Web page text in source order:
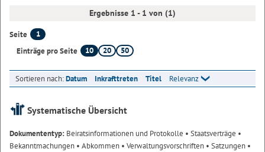
Ergebnisse 1 - 1 von (1)
Seite
1
Einträge pro Seite
10 20 50
Sortieren nach:Datum Inkrafttreten Titel Relevanz
Systematische Übersicht
Dokumententyp: Beiratsinformationen und Protokolle • Staatsverträge •
Bekanntmachungen • Abkommen • Verwaltungsvorschriften • Satzungen •